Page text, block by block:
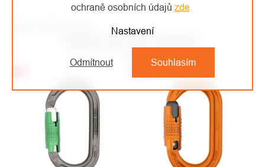
ochraně osobních údajů zde.
Nastavení
Odmítnout Souhlasím